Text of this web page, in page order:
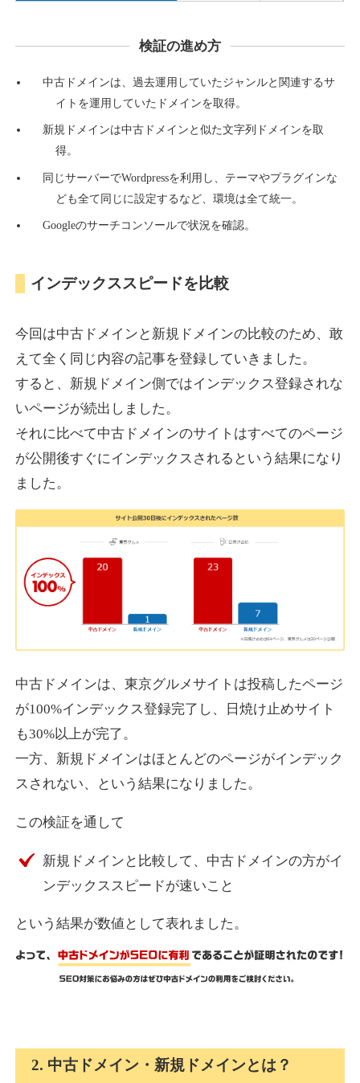
詳細を見る
countdown-x.com
ジャンル その他
39 外部リンク数479 ドメイン年齢
10,800円
詳細を見る
campus-web.jp
DA 38 外部リンク数 1151 ドメイン年齢
詳細を見る
designcrave.com
ジャンル
DA38
詳細を見る
actagainstaids.com
ジャンルその他
DA38 外部リンク数527 ドメイン年齢26年
10,800円 入札 0件
詳細を見る
express-soft.com
DA38 外部リンク数
10,800円 入札 0件
詳細を見る
fukuoka-marathon.com
検証の進め方
中古ドメインは、過去運用していたジャンルと関連するサ
イトを運用していたドメインを取得。
新規ドメインは中古ドメインと似た文字列ドメインを取
得。
同じサーバーでWordpressを利用し、テーマやプラグインな
ども全て同じに設定するなど、環境は全て統一。
Googleのサーチコンソールで状況を確認。
インデックススピードを比較
今回は中古ドメインと新規ドメインの比較のため、敢
えて全く同じ内容の記事を登録していきました。
すると、新規ドメイン側ではインデックス登録されな
いページが続出しました。
それに比べて中古ドメインのサイトはすべてのページ
が公開後すぐにインデックスされるという結果になり
ました。
中古ドメインは、東京グルメサイトは投稿したページ
が100%インデックス登録完了し、日焼け止めサイト
も30%以上が完了。
一方、新規ドメインはほとんどのページがインデック
スされない、という結果になりました。
この検証を通して
新規ドメインと比較して、中古ドメインの方がイ
ンデックススピードが速いこと
という結果が数値として表れました。
2. 中古ドメイン・新規ドメインとは？